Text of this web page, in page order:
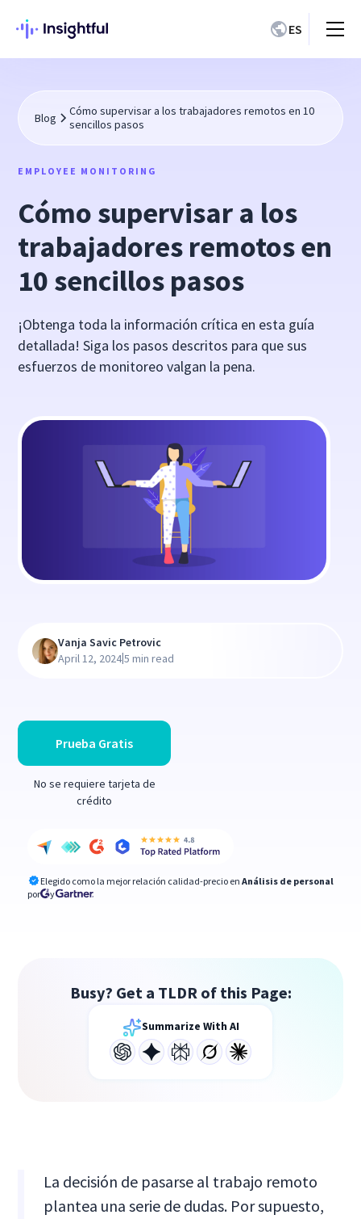
ES
Blog
Cómo supervisar a los trabajadores remotos en 10
sencillos pasos
EMPLOYEE MONITORING
Cómo supervisar a los
trabajadores remotos en
10 sencillos pasos
¡Obtenga toda la información crítica en esta guía
detallada! Siga los pasos descritos para que sus
esfuerzos de monitoreo valgan la pena.
Prueba Gratis
No se requiere tarjeta de
crédito
Elegido como la mejor relación calidad-precio en Análisis de personal
por
y
Vanja Savic Petrovic
April 12, 2024|5 min read
Busy? Get a TLDR of this Page:
Summarize With AI
La decisión de pasarse al trabajo remoto
plantea una serie de dudas. Por supuesto,